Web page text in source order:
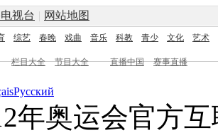
视台 | 网站地图
综艺 春晚 戏曲 音乐 科教 青少 文化 艺术
栏目大全 节目大全 直播中国
赛事直播
Pусский
年奥运会官方